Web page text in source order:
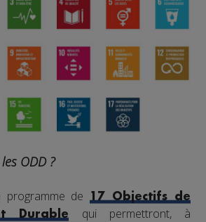
ODD ?
programme de17 Objectifs de
Durable
qui permettront, à